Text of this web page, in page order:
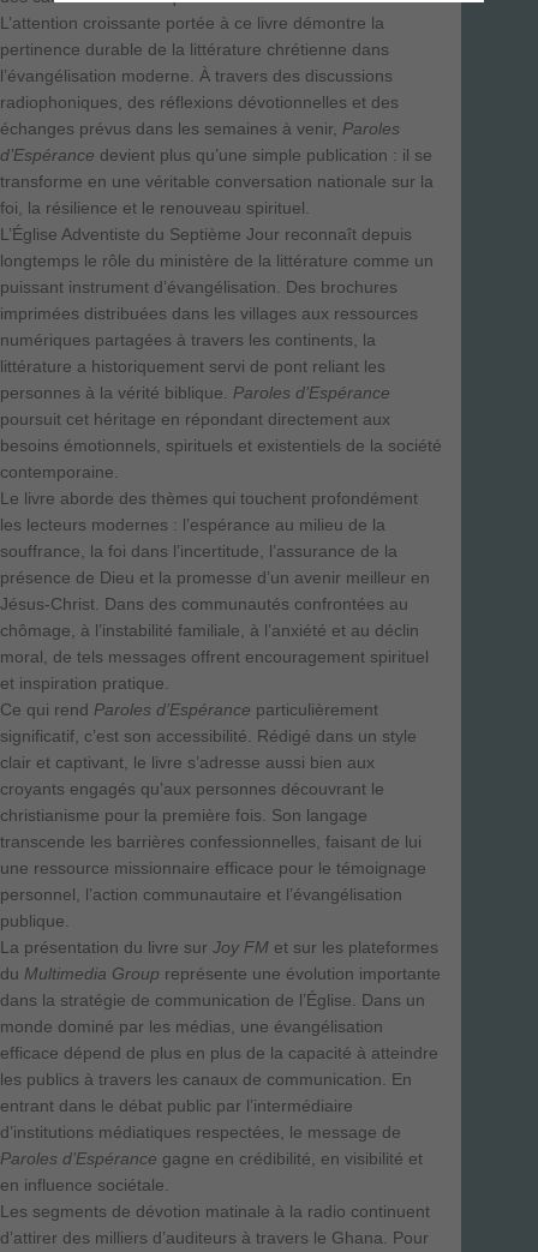
L’attention croissante portée à ce livre démontre la
pertinence durable de la littérature chrétienne dans
l’évangélisation moderne. À travers des discussions
radiophoniques, des réflexions dévotionnelles et des
échanges prévus dans les semaines à venir, Paroles
d’Espérance devient plus qu’une simple publication : il se
transforme en une véritable conversation nationale sur la
foi, la résilience et le renouveau spirituel.
L’Église Adventiste du Septième Jour reconnaît depuis
longtemps le rôle du ministère de la littérature comme un
puissant instrument d’évangélisation. Des brochures
imprimées distribuées dans les villages aux ressources
numériques partagées à travers les continents, la
littérature a historiquement servi de pont reliant les
personnes à la vérité biblique. Paroles d’Espérance
poursuit cet héritage en répondant directement aux
besoins émotionnels, spirituels et existentiels de la société
contemporaine.
Le livre aborde des thèmes qui touchent profondément
les lecteurs modernes : l’espérance au milieu de la
souffrance, la foi dans l’incertitude, l’assurance de la
présence de Dieu et la promesse d’un avenir meilleur en
Jésus-Christ. Dans des communautés confrontées au
chômage, à l’instabilité familiale, à l’anxiété et au déclin
moral, de tels messages offrent encouragement spirituel
et inspiration pratique.
Ce qui rend Paroles d’Espérance particulièrement
significatif, c’est son accessibilité. Rédigé dans un style
clair et captivant, le livre s’adresse aussi bien aux
croyants engagés qu’aux personnes découvrant le
christianisme pour la première fois. Son langage
transcende les barrières confessionnelles, faisant de lui
une ressource missionnaire efficace pour le témoignage
personnel, l’action communautaire et l’évangélisation
publique.
La présentation du livre sur Joy FM et sur les plateformes
du Multimedia Group représente une évolution importante
dans la stratégie de communication de l’Église. Dans un
monde dominé par les médias, une évangélisation
efficace dépend de plus en plus de la capacité à atteindre
les publics à travers les canaux de communication. En
entrant dans le débat public par l’intermédiaire
d’institutions médiatiques respectées, le message de
Paroles d’Espérance gagne en crédibilité, en visibilité et
en influence sociétale.
Les segments de dévotion matinale à la radio continuent
d’attirer des milliers d’auditeurs à travers le Ghana. Pour